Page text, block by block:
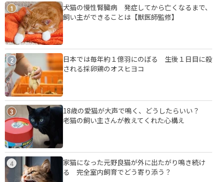
1
犬猫の慢性腎臓病 発症してから亡くなるまで、
飼い主ができることは【獣医師監修】
2
日本では毎年約１億羽にのぼる 生後１日目に殺
される採卵鶏のオスヒヨコ
3
18歳の愛猫が大声で鳴く、どうしたらいい？
老猫の飼い主さんが教えてくれた心構え
4
家猫になった元野良猫が外に出たがり鳴き続け
る 完全室内飼育でどう寄り添う？